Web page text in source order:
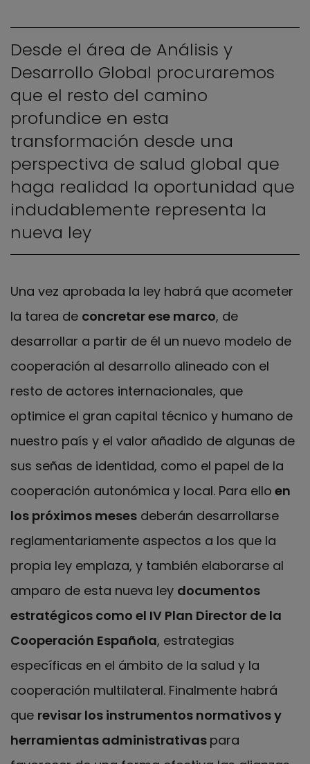
Desde el área de Análisis y
Desarrollo Global procuraremos
que el resto del camino
profundice en esta
transformación desde una
perspectiva de salud global que
haga realidad la oportunidad que
indudablemente representa la
nueva ley
Una vez aprobada la ley habrá que acometer
la tarea de concretar ese marco, de
desarrollar a partir de él un nuevo modelo de
cooperación al desarrollo alineado con el
resto de actores internacionales, que
optimice el gran capital técnico y humano de
nuestro país y el valor añadido de algunas de
sus señas de identidad, como el papel de la
cooperación autonómica y local. Para ello en
los próximos meses deberán desarrollarse
reglamentariamente aspectos a los que la
propia ley emplaza, y también elaborarse al
amparo de esta nueva ley documentos
estratégicos como el IV Plan Director de la
Cooperación Española, estrategias
específicas en el ámbito de la salud y la
cooperación multilateral. Finalmente habrá
que revisar los instrumentos normativos y
herramientas administrativas para